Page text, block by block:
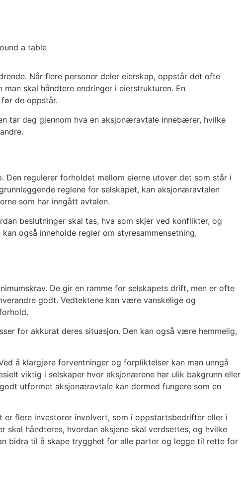
Når flere personer deler eierskap, oppstår det ofte
skal håndtere endringer i eierstrukturen. En
de oppstår.
tar deg gjennom hva en aksjonæravtale innebærer, hvilke
regulerer forholdet mellom eierne utover det som står i
reglene for selskapet, kan aksjonæravtalen
som har inngått avtalen.
beslutninger skal tas, hva som skjer ved konflikter, og
også inneholde regler om styresammensetning,
De gir en ramme for selskapets drift, men er ofte
godt. Vedtektene kan være vanskelige og
for akkurat deres situasjon. Den kan også være hemmelig,
å klargjøre forventninger og forpliktelser kan man unngå
viktig i selskaper hvor aksjonærene har ulik bakgrunn eller
utformet aksjonæravtale kan dermed fungere som en
flere investorer involvert, som i oppstartsbedrifter eller i
skal håndteres, hvordan aksjene skal verdsettes, og hvilke
bidra til å skape trygghet for alle parter og legge til rette for